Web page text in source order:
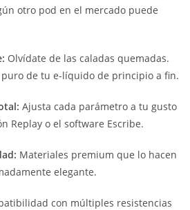
otro pod en el mercado puede
Olvídate de las caladas quemadas.
de tu e-líquido de principio a fin.
Ajusta cada parámetro a tu gusto
Replay o el software Escribe.
Materiales premium que lo hacen
elegante.
con múltiples resistencias